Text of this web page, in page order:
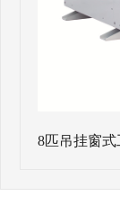
8匹吊挂窗